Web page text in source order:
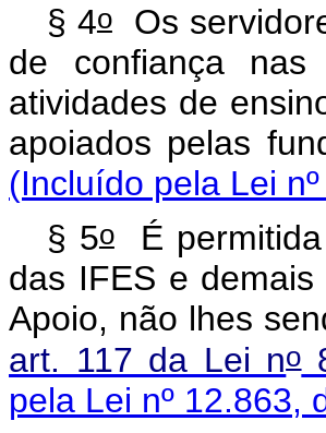
§ 4oOs
de confiança nas
atividades de
apoiados pelas
(Incluído pela Lei
§ 5oÉ permitida
das IFES e
Apoio, não lhes
art. 117 da Lei no
pela Lei nº 12.863,